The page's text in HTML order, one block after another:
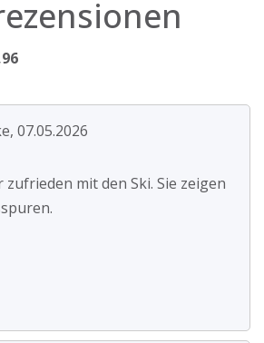
07.05.2026
mit den Ski. Sie zeigen